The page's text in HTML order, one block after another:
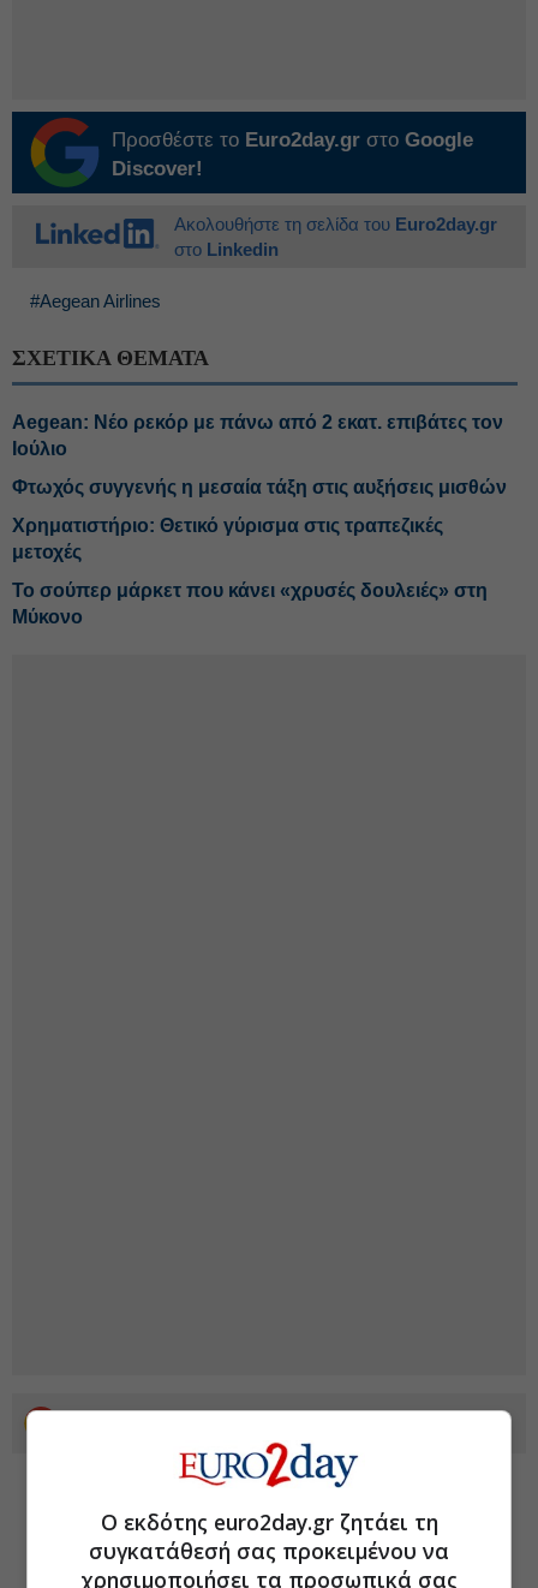
Προσθέστε το Euro2day.gr στο Google
Discover!
Ακολουθήστε τη σελίδα του Euro2day.gr
στο Linkedin
#Aegean Airlines
ΣΧΕΤΙΚΑ ΘΕΜΑΤΑ
Aegean: Νέο ρεκόρ με πάνω από 2 εκατ. επιβάτες τον
Ιούλιο
Φτωχός συγγενής η μεσαία τάξη στις αυξήσεις μισθών
Χρηματιστήριο: Θετικό γύρισμα στις τραπεζικές
μετοχές
Το σούπερ μάρκετ που κάνει «χρυσές δουλειές» στη
Μύκονο
Ο εκδότης euro2day.gr ζητάει τη
συγκατάθεσή σας προκειμένου να
χρησιμοποιήσει τα προσωπικά σας